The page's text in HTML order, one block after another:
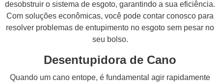
desobstruir o sistema de esgoto, garantindo a sua eficiência.
Com soluções econômicas, você pode contar conosco para
resolver problemas de entupimento no esgoto sem pesar no
seu bolso.
Desentupidora de Cano
Quando um cano entope, é fundamental agir rapidamente